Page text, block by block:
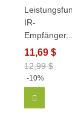
IR-
Empfänger...
11,69 $
12,99 $
-10%